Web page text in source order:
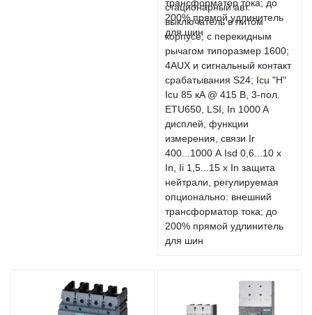
стационарный авт.
выключатель в литом
корпусе, с перекидным
рычагом типоразмер 1600;
4AUX и сигнальный контакт
срабатывания S24; Icu "H"
Icu 85 кA @ 415 В, 3-пол.
ETU650, LSI, In 1000 A
дисплей, функции
измерения, связи Ir
400...1000 А Isd 0,6...10 x
In, Ii 1,5...15 x In защита
нейтрали, регулируемая
опционально: внешний
трансформатор тока; до
200% прямой удлинитель
для шин